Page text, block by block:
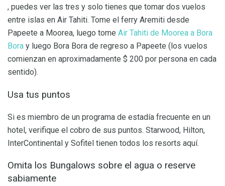
, puedes ver las tres y solo tienes que tomar dos vuelos
entre islas en Air Tahiti. Tome el ferry Aremiti desde
Papeete a Moorea, luego tome Air Tahiti de Moorea a Bora
Bora y luego Bora Bora de regreso a Papeete (los vuelos
comienzan en aproximadamente $ 200 por persona en cada
sentido).
Usa tus puntos
Si es miembro de un programa de estadía frecuente en un
hotel, verifique el cobro de sus puntos. Starwood, Hilton,
InterContinental y Sofitel tienen todos los resorts aquí.
Omita los Bungalows sobre el agua o reserve
sabiamente